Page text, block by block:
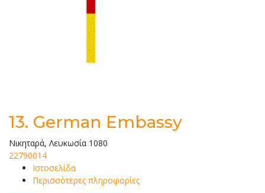
13. German Embassy
Νικηταρά, Λευκωσία 1080
22790014
Ιστοσελίδα
Περισσότερες πληροφορίες